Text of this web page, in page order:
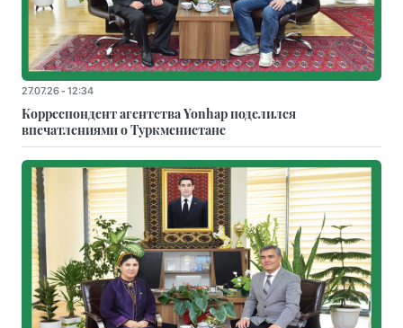
27.07.26 - 12:34
Корреспондент агентства Yonhap поделился
впечатлениями о Туркменистане